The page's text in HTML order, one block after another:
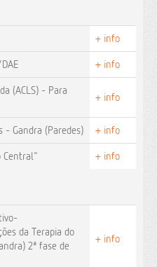
+ info
+ info
(ACLS) - Para
+ info
- Gandra (Paredes)
+ info
Central"
+ info
da Terapia do
2ª fase de
+ info